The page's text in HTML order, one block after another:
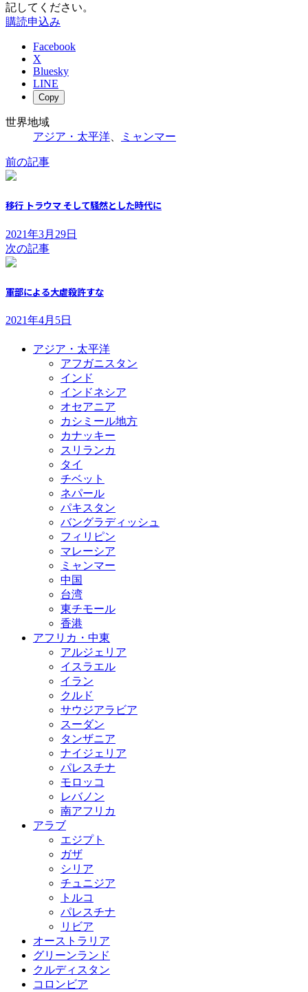
記してください。
購読申込み
Facebook
X
Bluesky
LINE
Copy
世界地域
アジア・太平洋
ミャンマー
前の記事
移行 トラウマ そして騒然とした時代に
2021年3月29日
次の記事
軍部による大虐殺許すな
2021年4月5日
アジア・太平洋
アフガニスタン
インド
インドネシア
オセアニア
カシミール地方
カナッキー
スリランカ
タイ
チベット
ネパール
パキスタン
バングラディッシュ
フィリピン
マレーシア
ミャンマー
中国
台湾
東チモール
香港
アフリカ・中東
アルジェリア
イスラエル
イラン
クルド
サウジアラビア
スーダン
タンザニア
ナイジェリア
パレスチナ
モロッコ
レバノン
南アフリカ
アラブ
エジプト
ガザ
シリア
チュニジア
トルコ
パレスチナ
リビア
オーストラリア
グリーンランド
クルディスタン
コロンビア